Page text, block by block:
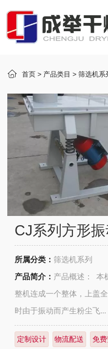
首页 > 产品类目 > 筛选机系
CJ系列方形
所属分类： 筛选机系列
产品简介： 产品概述： 本
整机连成一个整体，上盖
时由于振动而产生粉尘飞...
定制设计 物流配送 免